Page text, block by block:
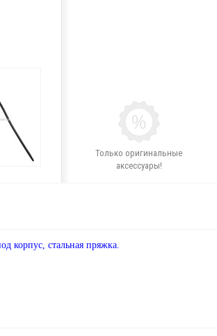
Только оригинальные
аксессуары!
корпус, стальная пряжка.